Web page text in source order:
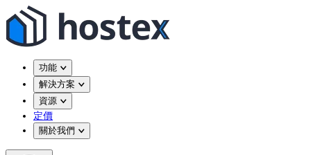
功能
解決方案
資源
定價
關於我們